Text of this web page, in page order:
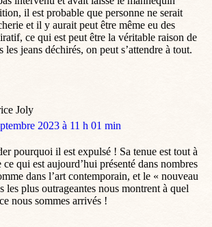
il est probable que personne ne serait
et il y aurait peut être même eu des
ce qui est peut être la véritable raison de
jeans déchirés, on peut s’attendre à tout.
Joly
2023 à 11 h 01 min
pourquoi il est expulsé ! Sa tenue est tout à
qui est aujourd’hui présenté dans nombres
dans l’art contemporain, et le « nouveau
les plus outrageantes nous montrent à quel
nous sommes arrivés !